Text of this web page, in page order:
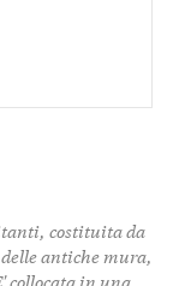
costituita da
antiche mura,
collocata in una